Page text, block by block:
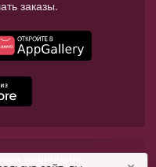
заказы.
защищены.